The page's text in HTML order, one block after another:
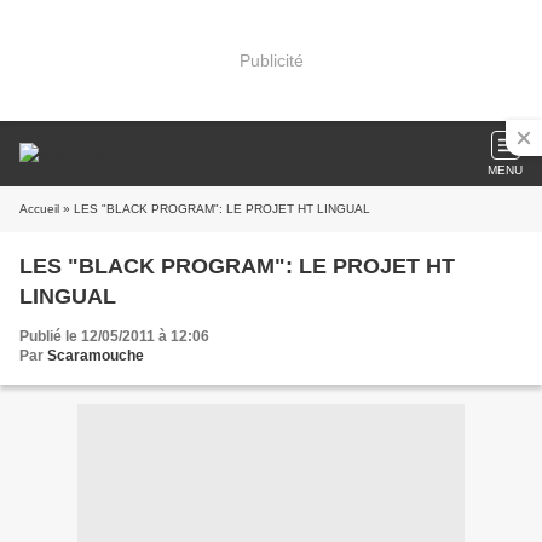
Publicité
MENU
Accueil » LES "BLACK PROGRAM": LE PROJET HT LINGUAL
LES "BLACK PROGRAM": LE PROJET HT
LINGUAL
Publié le 12/05/2011 à 12:06
Par Scaramouche